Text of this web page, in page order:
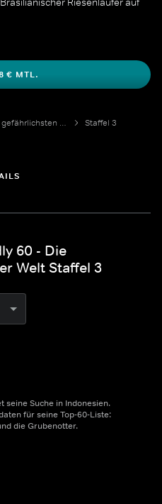
€ MTL.
Deadly 60 - Die gefährlichsten Tiere der Welt
Staffel 3
60 - Die
Welt Staffel 3
seine Suche in Indonesien.
für seine Top-60-Liste:
die Grubenotter.